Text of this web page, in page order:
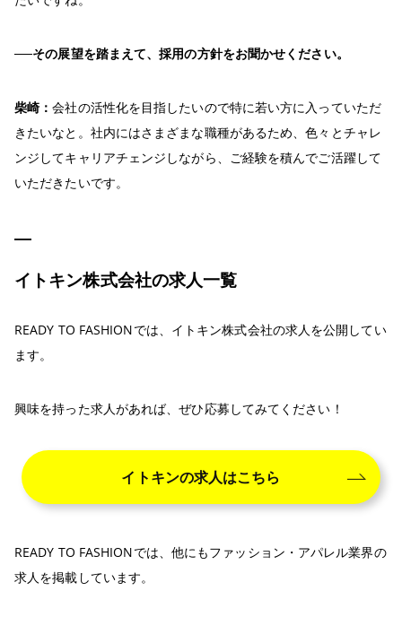
──その展望を踏まえて、採用の方針をお聞かせください。
柴崎：会社の活性化を目指したいので特に若い方に入っていただ
きたいなと。社内にはさまざまな職種があるため、色々とチャレ
ンジしてキャリアチェンジしながら、ご経験を積んでご活躍して
いただきたいです。
イトキン株式会社の求人一覧
READY TO FASHIONでは、イトキン株式会社の求人を公開してい
ます。
興味を持った求人があれば、ぜひ応募してみてください！
イトキンの求人はこちら
READY TO FASHIONでは、他にもファッション・アパレル業界の
求人を掲載しています。